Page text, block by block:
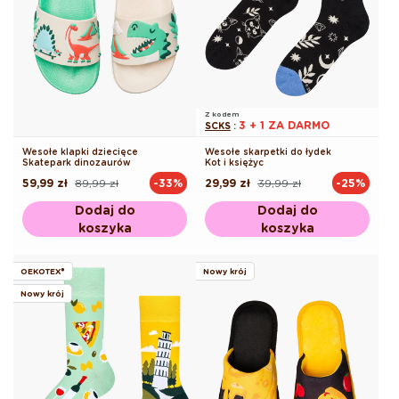
Wesołe klapki dziecięce
Skatepark dinozaurów
Cena
89,99 zł
Cena
59,99 zł -33%
Dodaj do
koszyka
Z kodem
SCKS : 3 + 1 ZA DARMO
Wesołe skarpetki do łydek
Kot i księżyc
Cena
39,99 zł
Cena
29,99 zł -25%
Dodaj do
koszyka
OEKOTEX®
Nowy krój
Nowy krój